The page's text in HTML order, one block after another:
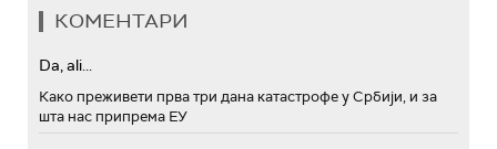
КОМЕНТАРИ
Da, ali...
Како преживети прва три дана катастрофе у Србији, и за
шта нас припрема ЕУ